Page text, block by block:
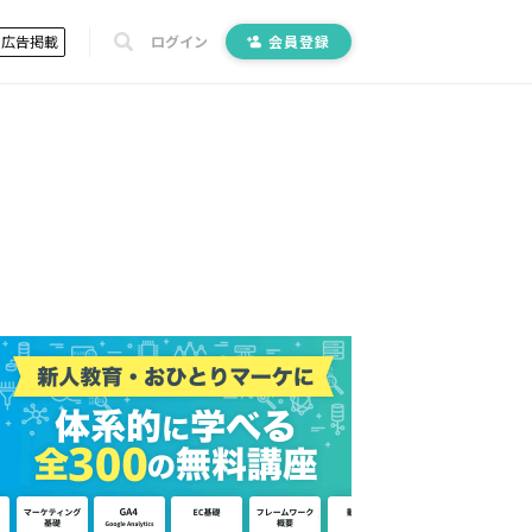
広告掲載 ログイン 会員登録